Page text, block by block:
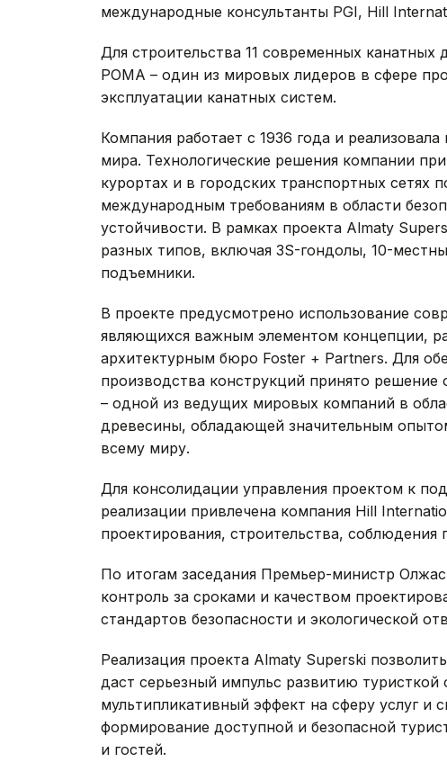
международные консультанты PGI, Hill
Для строительства 11 современных канатных
POMA – один из мировых лидеров в сфере
эксплуатации канатных систем.
Компания работает с 1936 года и
мира. Технологические решения компании
курортах и в городских транспортных
международным требованиям в области
устойчивости. В рамках проекта Almaty
разных типов, включая 3S-гондолы, 10-
подъемники.
В проекте предусмотрено использование
являющихся важным элементом концепции,
архитектурным бюро Foster + Partners. Для
производства конструкций принято
– одной из ведущих мировых компаний в
древесины, обладающей значительным
всему миру.
Для консолидации управления проектом к
реализации привлечена компания Hill
проектирования, строительства, соблюдения
По итогам заседания Премьер-министр
контроль за сроками и качеством
стандартов безопасности и экологической
Реализация проекта Almaty Superski
даст серьезный импульс развитию
мультипликативный эффект на сферу услуг и
формирование доступной и безопасной
и гостей.